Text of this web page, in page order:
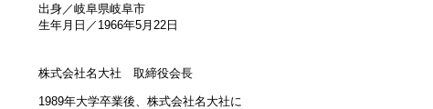
出身／岐阜県岐阜市
生年月日／1966年5月22日
株式会社名大社 取締役会長
1989年大学卒業後、株式会社名大社に